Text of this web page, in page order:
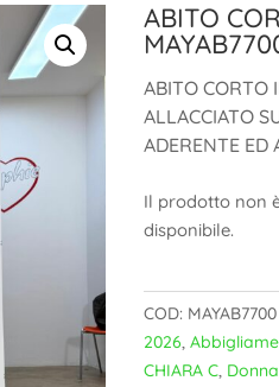
ABITO
ABITO CORTO
ALLACCIATO
ADERENTE ED
Il prodotto non
disponibile.
COD: MAYAB7700
2026,
CHIARA C, Donna